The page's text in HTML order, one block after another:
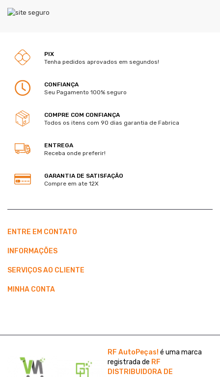
PIX
Tenha pedidos aprovados em segundos!
CONFIANÇA
Seu Pagamento 100% seguro
COMPRE COM CONFIANÇA
Todos os itens com 90 dias garantia de Fabrica
ENTREGA
Receba onde preferir!
GARANTIA DE SATISFAÇÃO
Compre em ate 12X
ENTRE EM CONTATO
INFORMAÇÕES
SERVIÇOS AO CLIENTE
MINHA CONTA
RF AutoPeças! é uma marca
registrada de RF
DISTRIBUIDORA DE